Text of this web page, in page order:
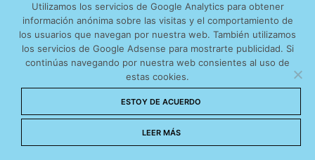
Utilizamos los servicios de Google Analytics para obtener
información anónima sobre las visitas y el comportamiento de
los usuarios que navegan por nuestra web. También utilizamos
los servicios de Google Adsense para mostrarte publicidad. Si
continúas navegando por nuestra web consientes al uso de
estas cookies.
ESTOY DE ACUERDO
LEER MÁS
tráfico web que recibimos y conocer los servicios que
más os interesan. Puede cambiar las preferencias y
obtener más información sobre las cookies que
utilizamos en nuestra Política de cookies
Aceptar cookies
No permitir cookies